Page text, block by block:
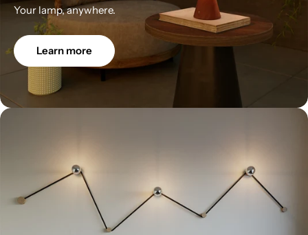
Your lamp, anywhere.
Learn more